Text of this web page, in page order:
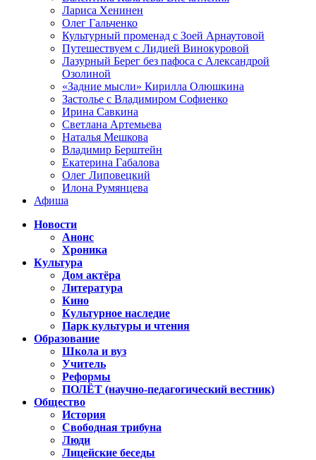
Лариса Хенинен
Олег Гальченко
Культурный променад с Зоей Арнаутовой
Путешествуем с Лидией Винокуровой
Лазурный Берег без пафоса с Александрой
Озолиной
«Задние мысли» Кирилла Олюшкина
Застолье с Владимиром Софиенко
Ирина Савкина
Светлана Артемьева
Наталья Мешкова
Владимир Берштейн
Екатерина Габалова
Олег Липовецкий
Илона Румянцева
Афиша
Новости
Анонс
Хроника
Культура
Дом актёра
Литература
Кино
Культурное наследие
Парк культуры и чтения
Образование
Школа и вуз
Учитель
Реформы
ПОЛЁТ (научно-педагогический вестник)
Общество
История
Свободная трибуна
Люди
Лицейские беседы